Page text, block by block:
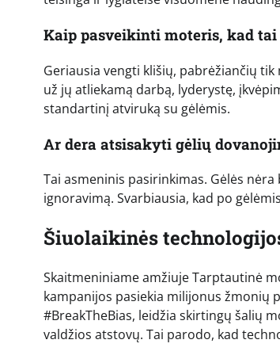
Kaip pasveikinti moteris, kad
Geriausia vengti klišių, pabrėžiančių
už jų atliekamą darbą, lyderystę,
standartinį atviruką su gėlėmis.
Ar dera atsisakyti gėlių
Tai asmeninis pasirinkimas. Gėlės
ignoravimą. Svarbiausia, kad po
Šiuolaikinės
Skaitmeniniame amžiuje Tarptautinė
kampanijos pasiekia milijonus žmonių
#BreakTheBias, leidžia skirtingų šalių
valdžios atstovų. Tai parodo, kad